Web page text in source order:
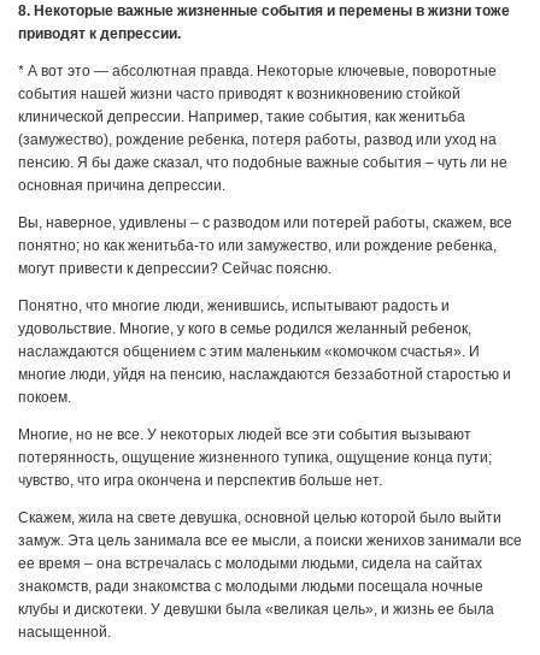
8. Некоторые важные жизненные события и перемены в жизни тоже
приводят к депрессии.
* А вот это — абсолютная правда. Некоторые ключевые, поворотные
события нашей жизни часто приводят к возникновению стойкой
клинической депрессии. Например, такие события, как женитьба
(замужество), рождение ребенка, потеря работы, развод или уход на
пенсию. Я бы даже сказал, что подобные важные события – чуть ли не
основная причина депрессии.
Вы, наверное, удивлены – с разводом или потерей работы, скажем, все
понятно; но как женитьба-то или замужество, или рождение ребенка,
могут привести к депрессии? Сейчас поясню.
Понятно, что многие люди, женившись, испытывают радость и
удовольствие. Многие, у кого в семье родился желанный ребенок,
наслаждаются общением с этим маленьким «комочком счастья». И
многие люди, уйдя на пенсию, наслаждаются беззаботной старостью и
покоем.
Многие, но не все. У некоторых людей все эти события вызывают
потерянность, ощущение жизненного тупика, ощущение конца пути;
чувство, что игра окончена и перспектив больше нет.
Скажем, жила на свете девушка, основной целью которой было выйти
замуж. Эта цель занимала все ее мысли, а поиски женихов занимали все
ее время – она встречалась с молодыми людьми, сидела на сайтах
знакомств, ради знакомства с молодыми людьми посещала ночные
клубы и дискотеки. У девушки была «великая цель», и жизнь ее была
насыщенной.